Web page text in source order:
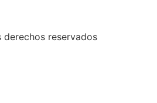
derechos reservados